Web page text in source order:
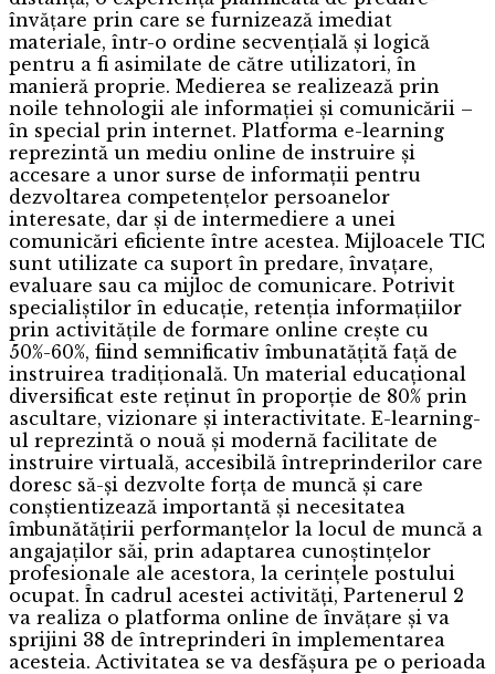
învățare prin care se furnizează imediat
materiale, într-o ordine secvențială și logică
pentru a fi asimilate de către utilizatori, în
manieră proprie. Medierea se realizează prin
noile tehnologii ale informației și comunicării –
în special prin internet. Platforma e-learning
reprezintă un mediu online de instruire și
accesare a unor surse de informații pentru
dezvoltarea competențelor persoanelor
interesate, dar și de intermediere a unei
comunicări eficiente între acestea. Mijloacele TIC
sunt utilizate ca suport în predare, învațare,
evaluare sau ca mijloc de comunicare. Potrivit
specialiștilor în educație, retenția informațiilor
prin activitățile de formare online crește cu
50%-60%, fiind semnificativ îmbunatățită față de
instruirea tradițională. Un material educațional
diversificat este reținut în proporție de 80% prin
ascultare, vizionare și interactivitate. E-learning-
ul reprezintă o nouă și modernă facilitate de
instruire virtuală, accesibilă întreprinderilor care
doresc să-și dezvolte forța de muncă și care
conștientizează importantă și necesitatea
îmbunătățirii performanțelor la locul de muncă a
angajaților săi, prin adaptarea cunoștințelor
profesionale ale acestora, la cerințele postului
ocupat. În cadrul acestei activități, Partenerul 2
va realiza o platforma online de învățare și va
sprijini 38 de întreprinderi în implementarea
acesteia. Activitatea se va desfășura pe o perioada